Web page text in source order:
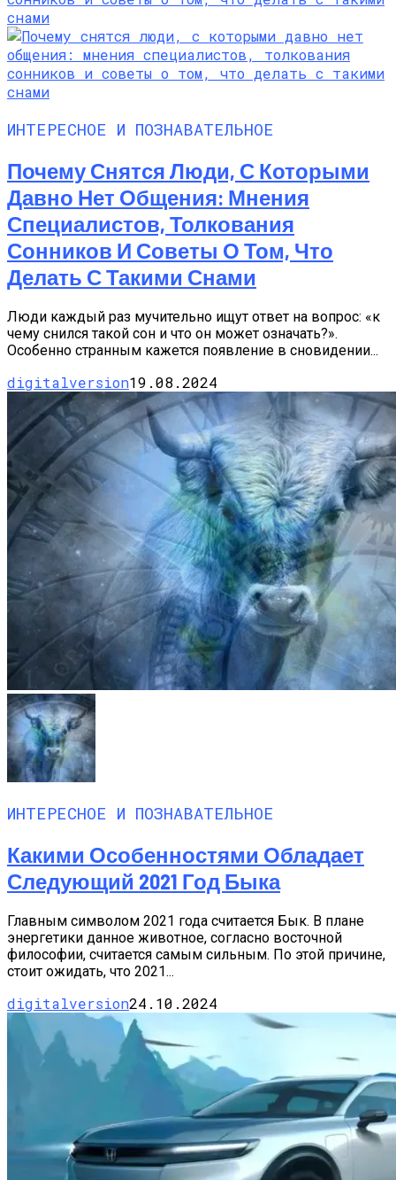
ИНТЕРЕСНОЕ И ПОЗНАВАТЕЛЬНОЕ
Почему Снятся Люди, С Которыми
Давно Нет Общения: Мнения
Специалистов, Толкования
Сонников И Советы О Том, Что
Делать С Такими Снами
Люди каждый раз мучительно ищут ответ на вопрос: «к
чему снился такой сон и что он может означать?».
Особенно странным кажется появление в сновидении...
digitalversion19.08.2024
ИНТЕРЕСНОЕ И ПОЗНАВАТЕЛЬНОЕ
Какими Особенностями Обладает
Следующий 2021 Год Быка
Главным символом 2021 года считается Бык. В плане
энергетики данное животное, согласно восточной
философии, считается самым сильным. По этой причине,
стоит ожидать, что 2021...
digitalversion24.10.2024